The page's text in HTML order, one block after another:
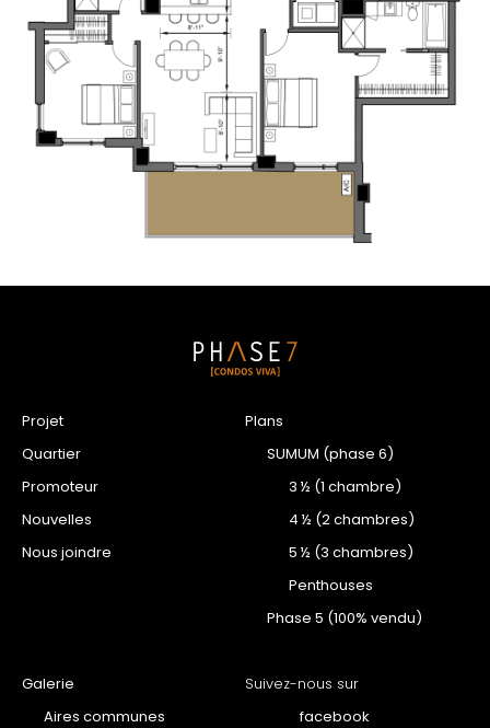
Projet
Quartier
Promoteur
Nouvelles
Nous joindre
Plans
SUMUM (phase 6)
3 ½ (1 chambre)
4 ½ (2 chambres)
5 ½ (3 chambres)
Penthouses
Phase 5 (100% vendu)
Galerie
Aires communes
Suivez-nous sur
facebook